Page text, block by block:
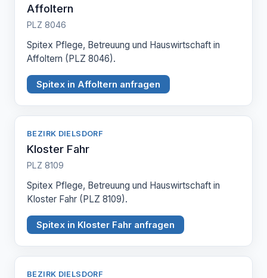
Affoltern
PLZ 8046
Spitex Pflege, Betreuung und Hauswirtschaft in
Affoltern (PLZ 8046).
Spitex in Affoltern anfragen
BEZIRK DIELSDORF
Kloster Fahr
PLZ 8109
Spitex Pflege, Betreuung und Hauswirtschaft in
Kloster Fahr (PLZ 8109).
Spitex in Kloster Fahr anfragen
BEZIRK DIELSDORF